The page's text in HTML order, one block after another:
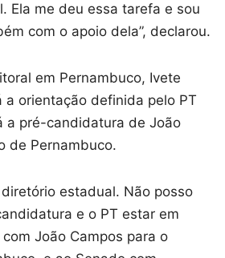
Ela me deu essa tarefa e sou
com o apoio dela”, declarou.
em Pernambuco, Ivete
a orientação definida pelo PT
a pré-candidatura de João
de Pernambuco.
estadual. Não posso
e o PT estar em
João Campos para o